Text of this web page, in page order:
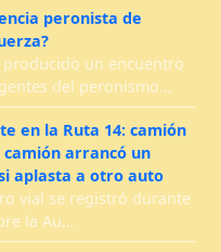
peronista de
producido un encuentro
del peronismo…
en la Ruta 14: camión
arrancó un
aplasta a otro auto
vial se registró durante
la Au…